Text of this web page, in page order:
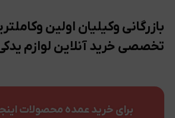
بازرگانی وکیلیان اولین
تخصصی خرید آنلاین لوازم یدکی
برای خرید عمده محصولات